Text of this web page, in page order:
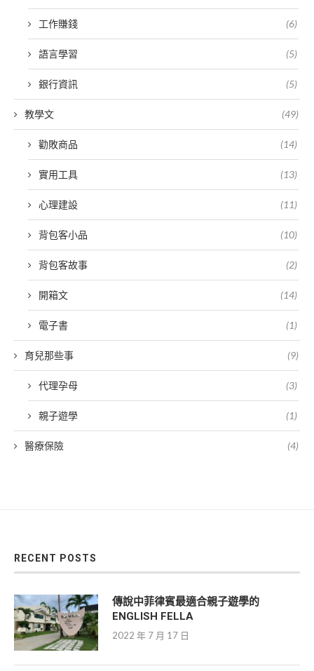
工作賺錢 (6)
語言學習 (5)
銀行資訊 (5)
教學文 (49)
勸敗商品 (14)
實用工具 (13)
心理建設 (11)
背包客小品 (10)
背包客故事 (2)
開箱文 (14)
電子書 (1)
育兒那些事 (9)
代理孕母 (3)
親子遊學 (1)
醫療保險 (4)
RECENT POSTS
傳說中菲律賓最適合親子遊學的
ENGLISH FELLA
2022 年 7 月 17 日